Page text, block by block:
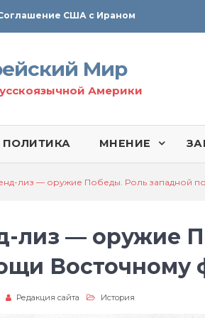
США с Ираном
Революции в Иране
Ирана до Ливана и Газы
Мир
Америки
ПОЛИТИКА МНЕНИЕ
лиз — оружие Победы. Роль западной
лиз — оружие
Восточному
Редакция сайта История